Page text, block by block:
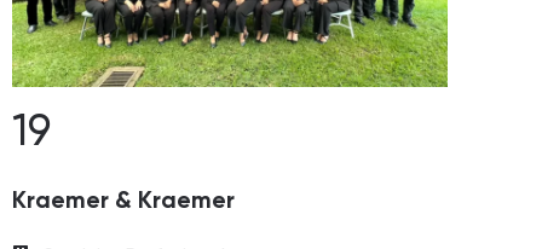
19
Kraemer & Kraemer